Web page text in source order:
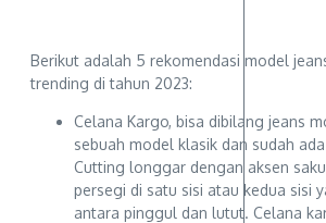
Berikut adalah 5 rekomendasi model
trending di tahun 2023:
Celana Kargo, bisa dibilang jeans
sebuah model klasik dan sudah
Cutting longgar dengan aksen
persegi di satu sisi atau kedua sisi
antara pinggul dan lutut. Celana